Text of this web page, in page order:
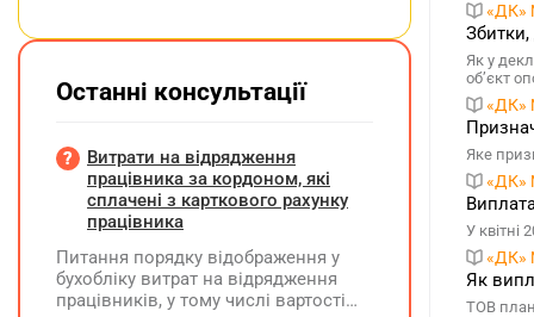
«ДК»
Як у
об’єкт
«ДК»
Яке
«ДК»
У квітні
«ДК»
Як
ТОВ
Останні консультації
Витрати на відрядження
працівника за кордоном, які
сплачені з карткового рахунку
працівника
Питання порядку відображення у
бухобліку витрат на відрядження
працівників, у тому числі вартості